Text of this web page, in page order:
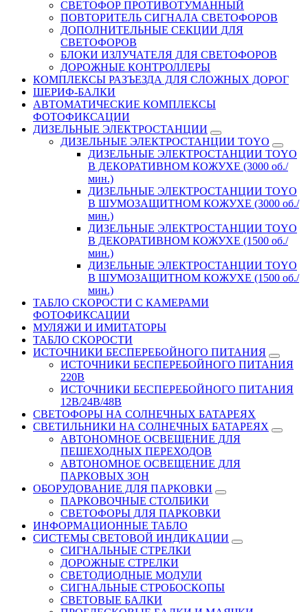
СВЕТОФОР ПРОТИВОТУМАННЫЙ
ПОВТОРИТЕЛЬ СИГНАЛА СВЕТОФОРОВ
ДОПОЛНИТЕЛЬНЫЕ СЕКЦИИ ДЛЯ
СВЕТОФОРОВ
БЛОКИ ИЗЛУЧАТЕЛЯ ДЛЯ СВЕТОФОРОВ
ДОРОЖНЫЕ КОНТРОЛЛЕРЫ
КОМПЛЕКСЫ РАЗЪЕЗДА ДЛЯ СЛОЖНЫХ ДОРОГ
ШЕРИФ-БАЛКИ
АВТОМАТИЧЕСКИЕ КОМПЛЕКСЫ
ФОТОФИКСАЦИИ
ДИЗЕЛЬНЫЕ ЭЛЕКТРОСТАНЦИИ
ДИЗЕЛЬНЫЕ ЭЛЕКТРОСТАНЦИИ TOYO
ДИЗЕЛЬНЫЕ ЭЛЕКТРОСТАНЦИИ TOYO
В ДЕКОРАТИВНОМ КОЖУХЕ (3000 об./
мин.)
ДИЗЕЛЬНЫЕ ЭЛЕКТРОСТАНЦИИ TOYO
В ШУМОЗАЩИТНОМ КОЖУХЕ (3000 об./
мин.)
ДИЗЕЛЬНЫЕ ЭЛЕКТРОСТАНЦИИ TOYO
В ДЕКОРАТИВНОМ КОЖУХЕ (1500 об./
мин.)
ДИЗЕЛЬНЫЕ ЭЛЕКТРОСТАНЦИИ TOYO
В ШУМОЗАЩИТНОМ КОЖУХЕ (1500 об./
мин.)
ТАБЛО СКОРОСТИ С КАМЕРАМИ
ФОТОФИКСАЦИИ
МУЛЯЖИ И ИМИТАТОРЫ
ТАБЛО СКОРОСТИ
ИСТОЧНИКИ БЕСПЕРЕБОЙНОГО ПИТАНИЯ
ИСТОЧНИКИ БЕСПЕРЕБОЙНОГО ПИТАНИЯ
220В
ИСТОЧНИКИ БЕСПЕРЕБОЙНОГО ПИТАНИЯ
12В/24В/48В
СВЕТОФОРЫ НА СОЛНЕЧНЫХ БАТАРЕЯХ
СВЕТИЛЬНИКИ НА СОЛНЕЧНЫХ БАТАРЕЯХ
АВТОНОМНОЕ ОСВЕЩЕНИЕ ДЛЯ
ПЕШЕХОДНЫХ ПЕРЕХОДОВ
АВТОНОМНОЕ ОСВЕЩЕНИЕ ДЛЯ
ПАРКОВЫХ ЗОН
ОБОРУДОВАНИЕ ДЛЯ ПАРКОВКИ
ПАРКОВОЧНЫЕ СТОЛБИКИ
СВЕТОФОРЫ ДЛЯ ПАРКОВКИ
ИНФОРМАЦИОННЫЕ ТАБЛО
CИСТЕМЫ СВЕТОВОЙ ИНДИКАЦИИ
СИГНАЛЬНЫЕ СТРЕЛКИ
ДОРОЖНЫЕ СТРЕЛКИ
СВЕТОДИОДНЫЕ МОДУЛИ
СИГНАЛЬНЫЕ СТРОБОСКОПЫ
СВЕТОВЫЕ БАЛКИ